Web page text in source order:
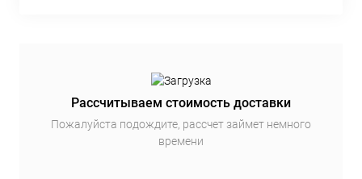
Рассчитываем стоимость доставки
Пожалуйста подождите, рассчет займет немного
времени